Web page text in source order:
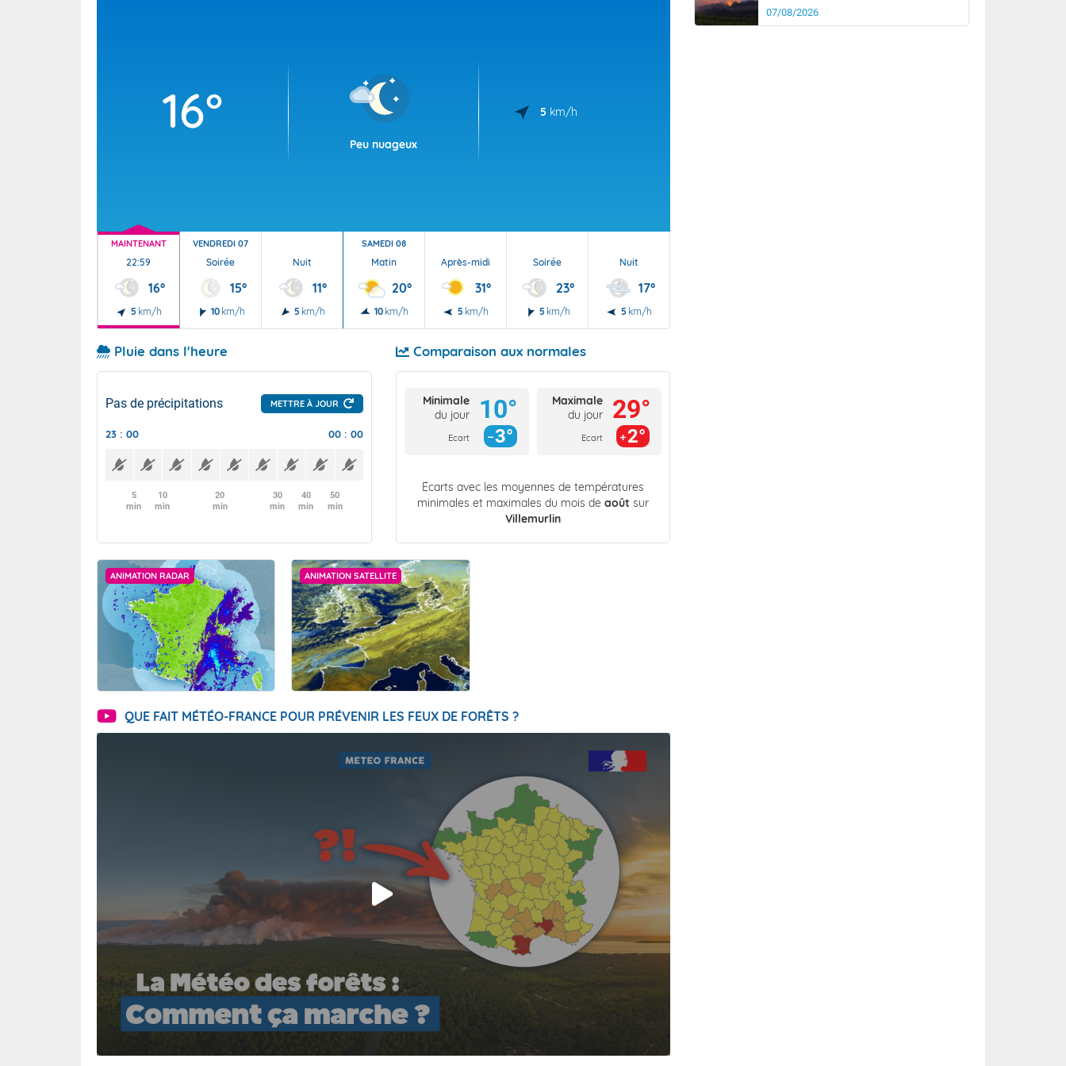
16°
Peu nuageux
5 km/h
MAINTENANT
22:59
16°
5 km/h
VENDREDI 07
Soirée
15°
10 km/h
Nuit
11°
5 km/h
SAMEDI 08
Matin
20°
10 km/h
Après-midi
31°
5 km/h
Soirée
23°
5 km/h
Nuit
17°
5 km/h
Pluie dans l'heure
Pas de précipitations METTRE À JOUR
23 : 00 00 : 00
5
min
10
min
20
min
30
min
40
min
50
min
Comparaison aux normales
Minimale
du jour
Ecart
10°
3°
Maximale
du jour
Ecart
29°
2°
Écarts avec les moyennes de températures
minimales et maximales du mois de août sur
Villemurlin
ANIMATION RADAR ANIMATION SATELLITE
QUE FAIT MÉTÉO-FRANCE POUR PRÉVENIR LES FEUX DE FORÊTS ?
07/08/2026